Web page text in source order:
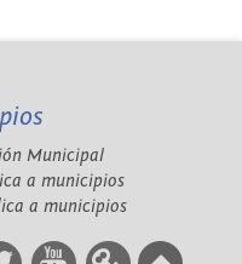
Municipal
a municipios
a municipios